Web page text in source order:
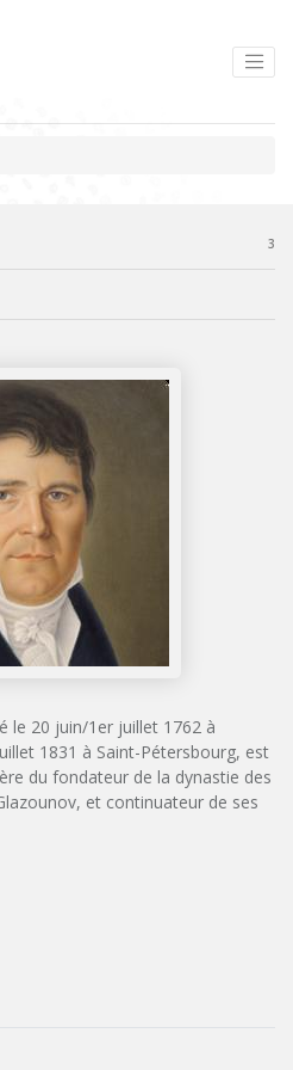
le 20 juin/1er juillet 1762 à
1831 à Saint-Pétersbourg, est
du fondateur de la dynastie des
et continuateur de ses
3